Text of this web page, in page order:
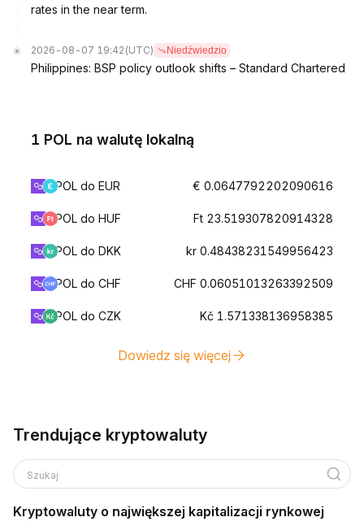
rates in the near term.
2026-08-07 19:42 (UTC) Niedźwiedzio
Philippines: BSP policy outlook shifts – Standard Chartered
1 POL na walutę lokalną
POL do EUR € 0.0647792202090616
POL do HUF Ft 23.519307820914328
POL do DKK kr 0.48438231549956423
POL do CHF CHF 0.06051013263392509
POL do CZK Kč 1.571338136958385
Dowiedz się więcej
Trendujące kryptowaluty
Szukaj
Kryptowaluty o największej kapitalizacji rynkowej